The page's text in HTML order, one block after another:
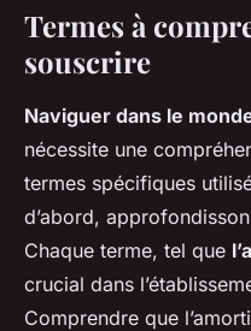
Termes à
souscrire
Naviguer dans le
nécessite une
termes spécifiques
d’abord,
Chaque terme, tel que
crucial dans
Comprendre que